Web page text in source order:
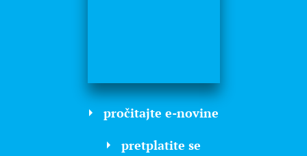
pročitajte e-novine
pretplatite se